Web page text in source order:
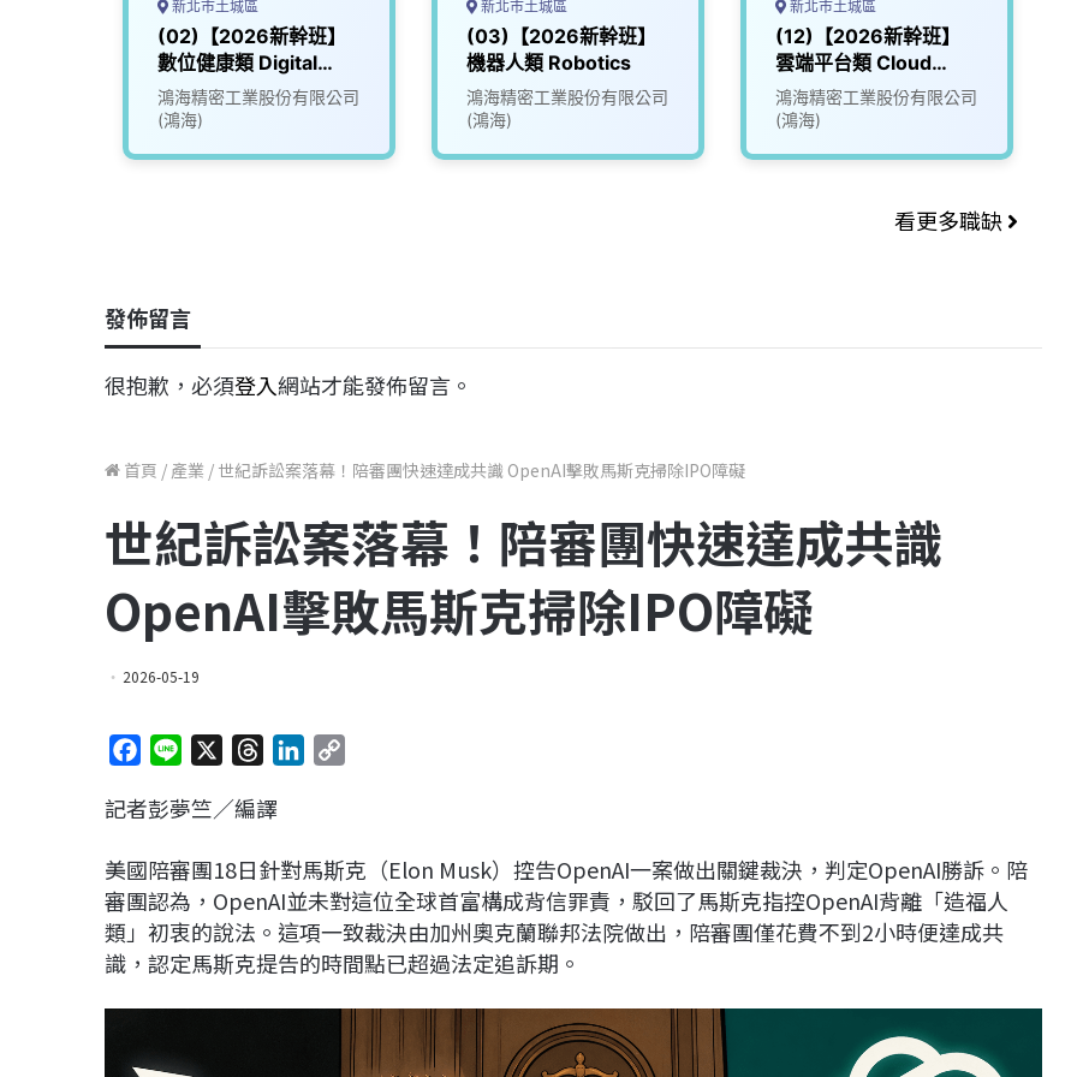
新北市土城區
(02)【2026新幹班】
數位健康類 Digital
Health
鴻海精密工業股份有限公司
(鴻海)
新北市土城區
(03)【2026新幹班】
機器人類 Robotics
鴻海精密工業股份有限公司
(鴻海)
新北市土城區
(12)【2026新幹班】
雲端平台類 Cloud
Platform
鴻海精密工業股份有限公司
(鴻海)
看更多職缺
發佈留言
很抱歉，必須登入網站才能發佈留言。